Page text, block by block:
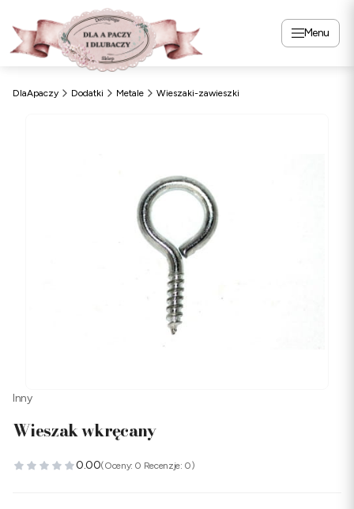
Menu
DlaApaczy Dodatki Metale Wieszaki-zawieszki
Inny
Wieszak wkręcany
0.00(Oceny: 0 Recenzje: 0)